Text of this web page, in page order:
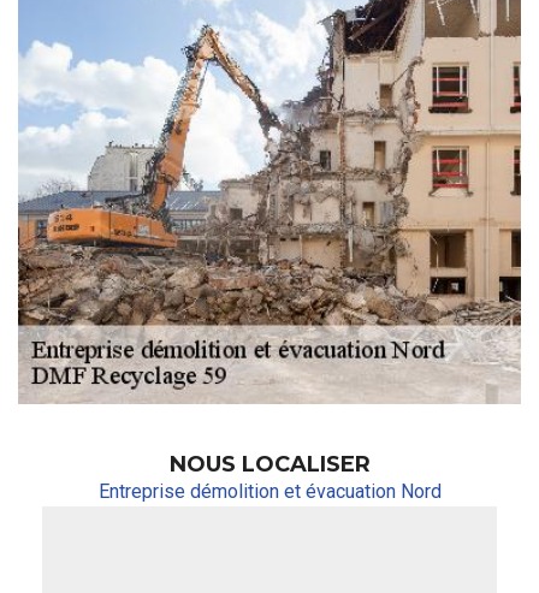
NOUS LOCALISER
Entreprise démolition et évacuation Nord